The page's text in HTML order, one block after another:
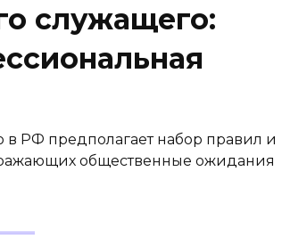
служащего:
в РФ предполагает набор правил и
общественные ожидания